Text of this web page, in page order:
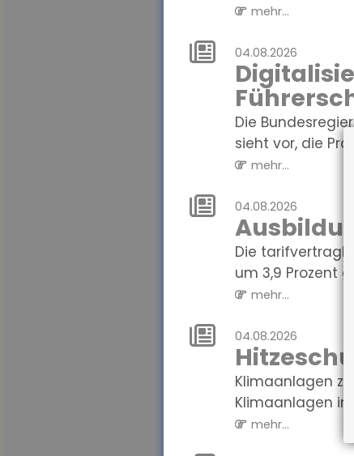
mehr...
04.08.2026
Die
sieht vor, die
mehr...
04.08.2026
Die
um 3,9 Prozent
mehr...
04.08.2026
Klimaanlagen
Klimaanlagen in
mehr...